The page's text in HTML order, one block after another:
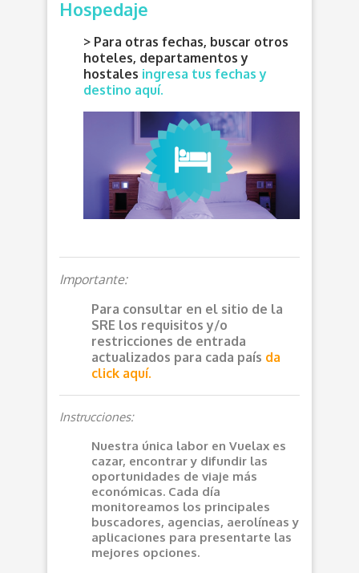
Hospedaje
> Para otras fechas, buscar otros
hoteles, departamentos y
hostales ingresa tus fechas y
destino aquí.
Importante:
Para consultar en el sitio de la
SRE los requisitos y/o
restricciones de entrada
actualizados para cada país da
click aquí.
Instrucciones:
Nuestra única labor en Vuelax es
cazar, encontrar y difundir las
oportunidades de viaje más
económicas. Cada día
monitoreamos los principales
buscadores, agencias, aerolíneas y
aplicaciones para presentarte las
mejores opciones.